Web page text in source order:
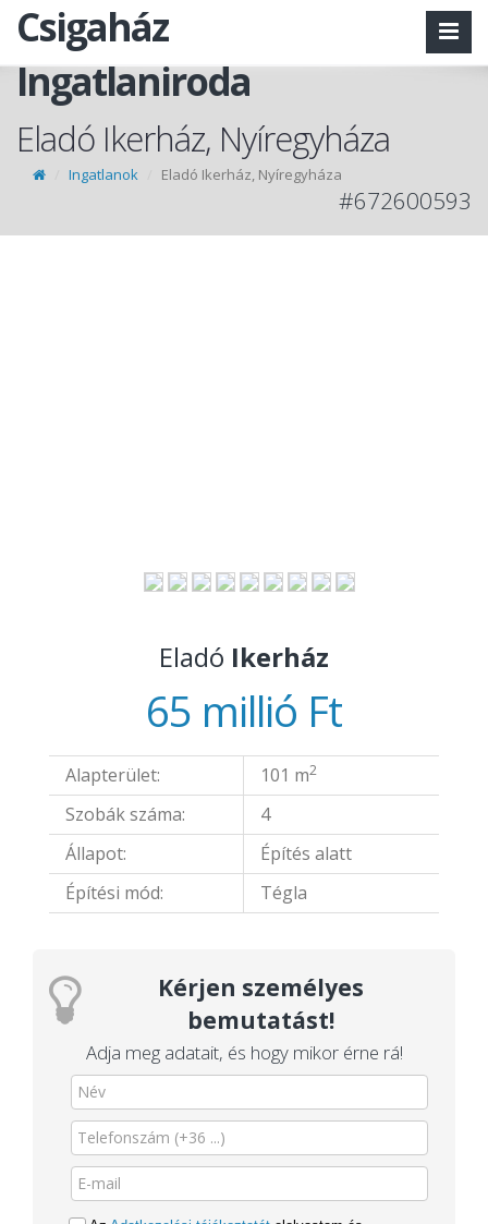
Csigaház
Ingatlaniroda
Eladó Ikerház, Nyíregyháza
Ingatlanok Eladó Ikerház, Nyíregyháza
#672600593
Eladó Ikerház
65 millió Ft
Alapterület: 101 m2
Szobák száma:
4
Állapot:
Építés alatt
Építési mód:
Tégla
Kérjen személyes
bemutatást!
Adja meg adatait, és hogy mikor érne rá!